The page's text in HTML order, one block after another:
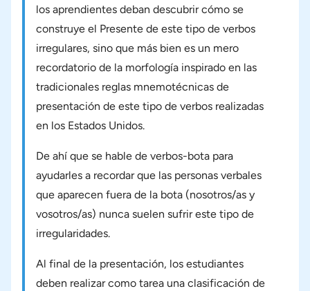
los aprendientes deban descubrir cómo se
construye el Presente de este tipo de verbos
irregulares, sino que más bien es un mero
recordatorio de la morfología inspirado en las
tradicionales reglas mnemotécnicas de
presentación de este tipo de verbos realizadas
en los Estados Unidos.
De ahí que se hable de verbos-bota para
ayudarles a recordar que las personas verbales
que aparecen fuera de la bota (nosotros/as y
vosotros/as) nunca suelen sufrir este tipo de
irregularidades.
Al final de la presentación, los estudiantes
deben realizar como tarea una clasificación de